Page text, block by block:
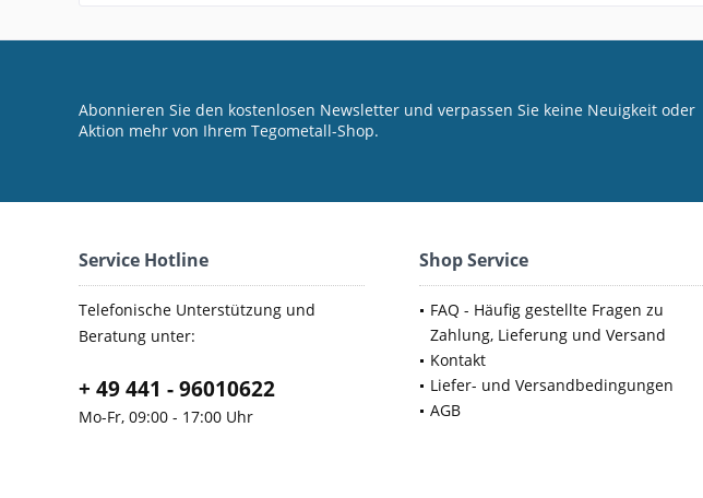
Abonnieren Sie den kostenlosen Newsletter und verpassen Sie keine Neuigkeit oder
Aktion mehr von Ihrem Tegometall-Shop.
Service Hotline
Telefonische Unterstützung und
Beratung unter:
+ 49 441 - 96010622
Mo-Fr, 09:00 - 17:00 Uhr
Shop Service
FAQ - Häufig gestellte Fragen zu
Zahlung, Lieferung und Versand
Kontakt
Liefer- und Versandbedingungen
AGB